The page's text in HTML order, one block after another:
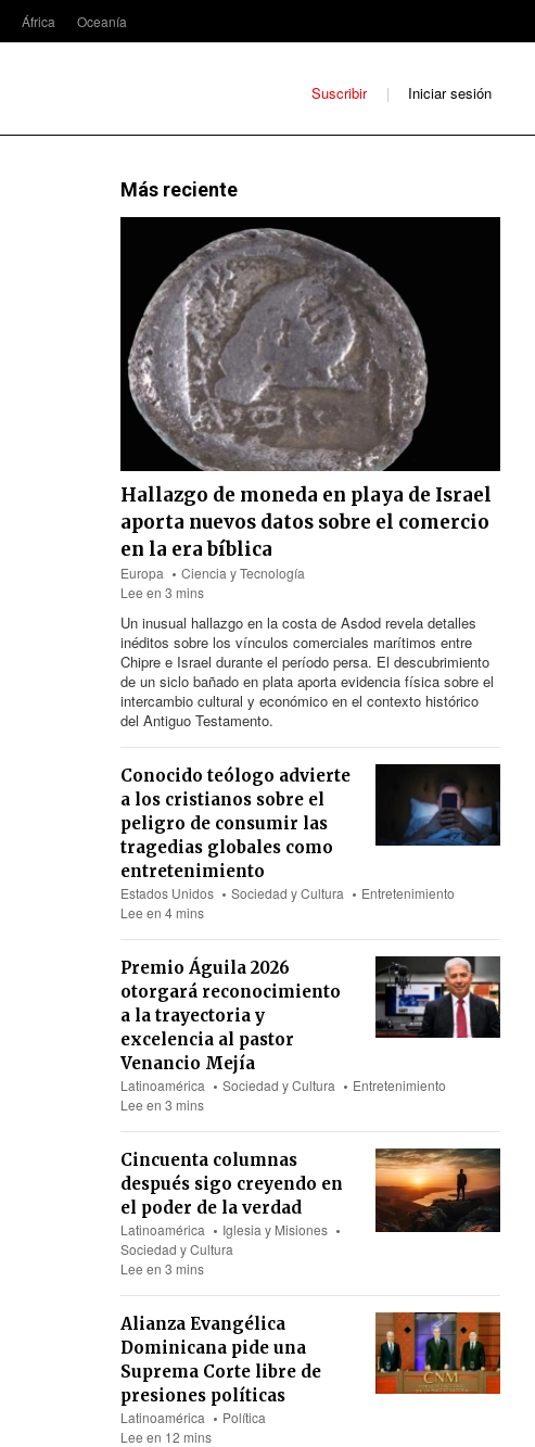
África Oceanía
Suscribir Iniciar sesión
Más reciente
Hallazgo de moneda en playa de Israel
aporta nuevos datos sobre el comercio
en la era bíblica
Europa
Ciencia y Tecnología
Lee en 3 mins
Un inusual hallazgo en la costa de Asdod revela detalles
inéditos sobre los vínculos comerciales marítimos entre
Chipre e Israel durante el período persa. El descubrimiento
de un siclo bañado en plata aporta evidencia física sobre el
intercambio cultural y económico en el contexto histórico
del Antiguo Testamento.
Conocido teólogo advierte
a los cristianos sobre el
peligro de consumir las
tragedias globales como
entretenimiento
Estados Unidos Sociedad y Cultura
Entretenimiento
Lee en 4 mins
Premio Águila 2026
otorgará reconocimiento
a la trayectoria y
excelencia al pastor
Venancio Mejía
Latinoamérica Sociedad y Cultura
Entretenimiento
Lee en 3 mins
Cincuenta columnas
después sigo creyendo en
el poder de la verdad
Latinoamérica
Iglesia y Misiones
Sociedad y Cultura
Lee en 3 mins
Alianza Evangélica
Dominicana pide una
Suprema Corte libre de
presiones políticas
Latinoamérica
Política
Lee en 12 mins